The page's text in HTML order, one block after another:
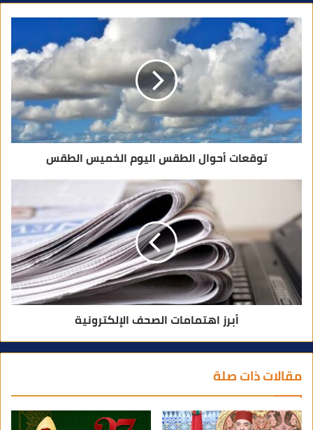
ا
ك
ت
ر
و
ن
ي
توقعات أحوال الطقس اليوم الخميس الطقس
أبرز اهتمامات الصحف الإلكترونية
مقالات ذات صلة